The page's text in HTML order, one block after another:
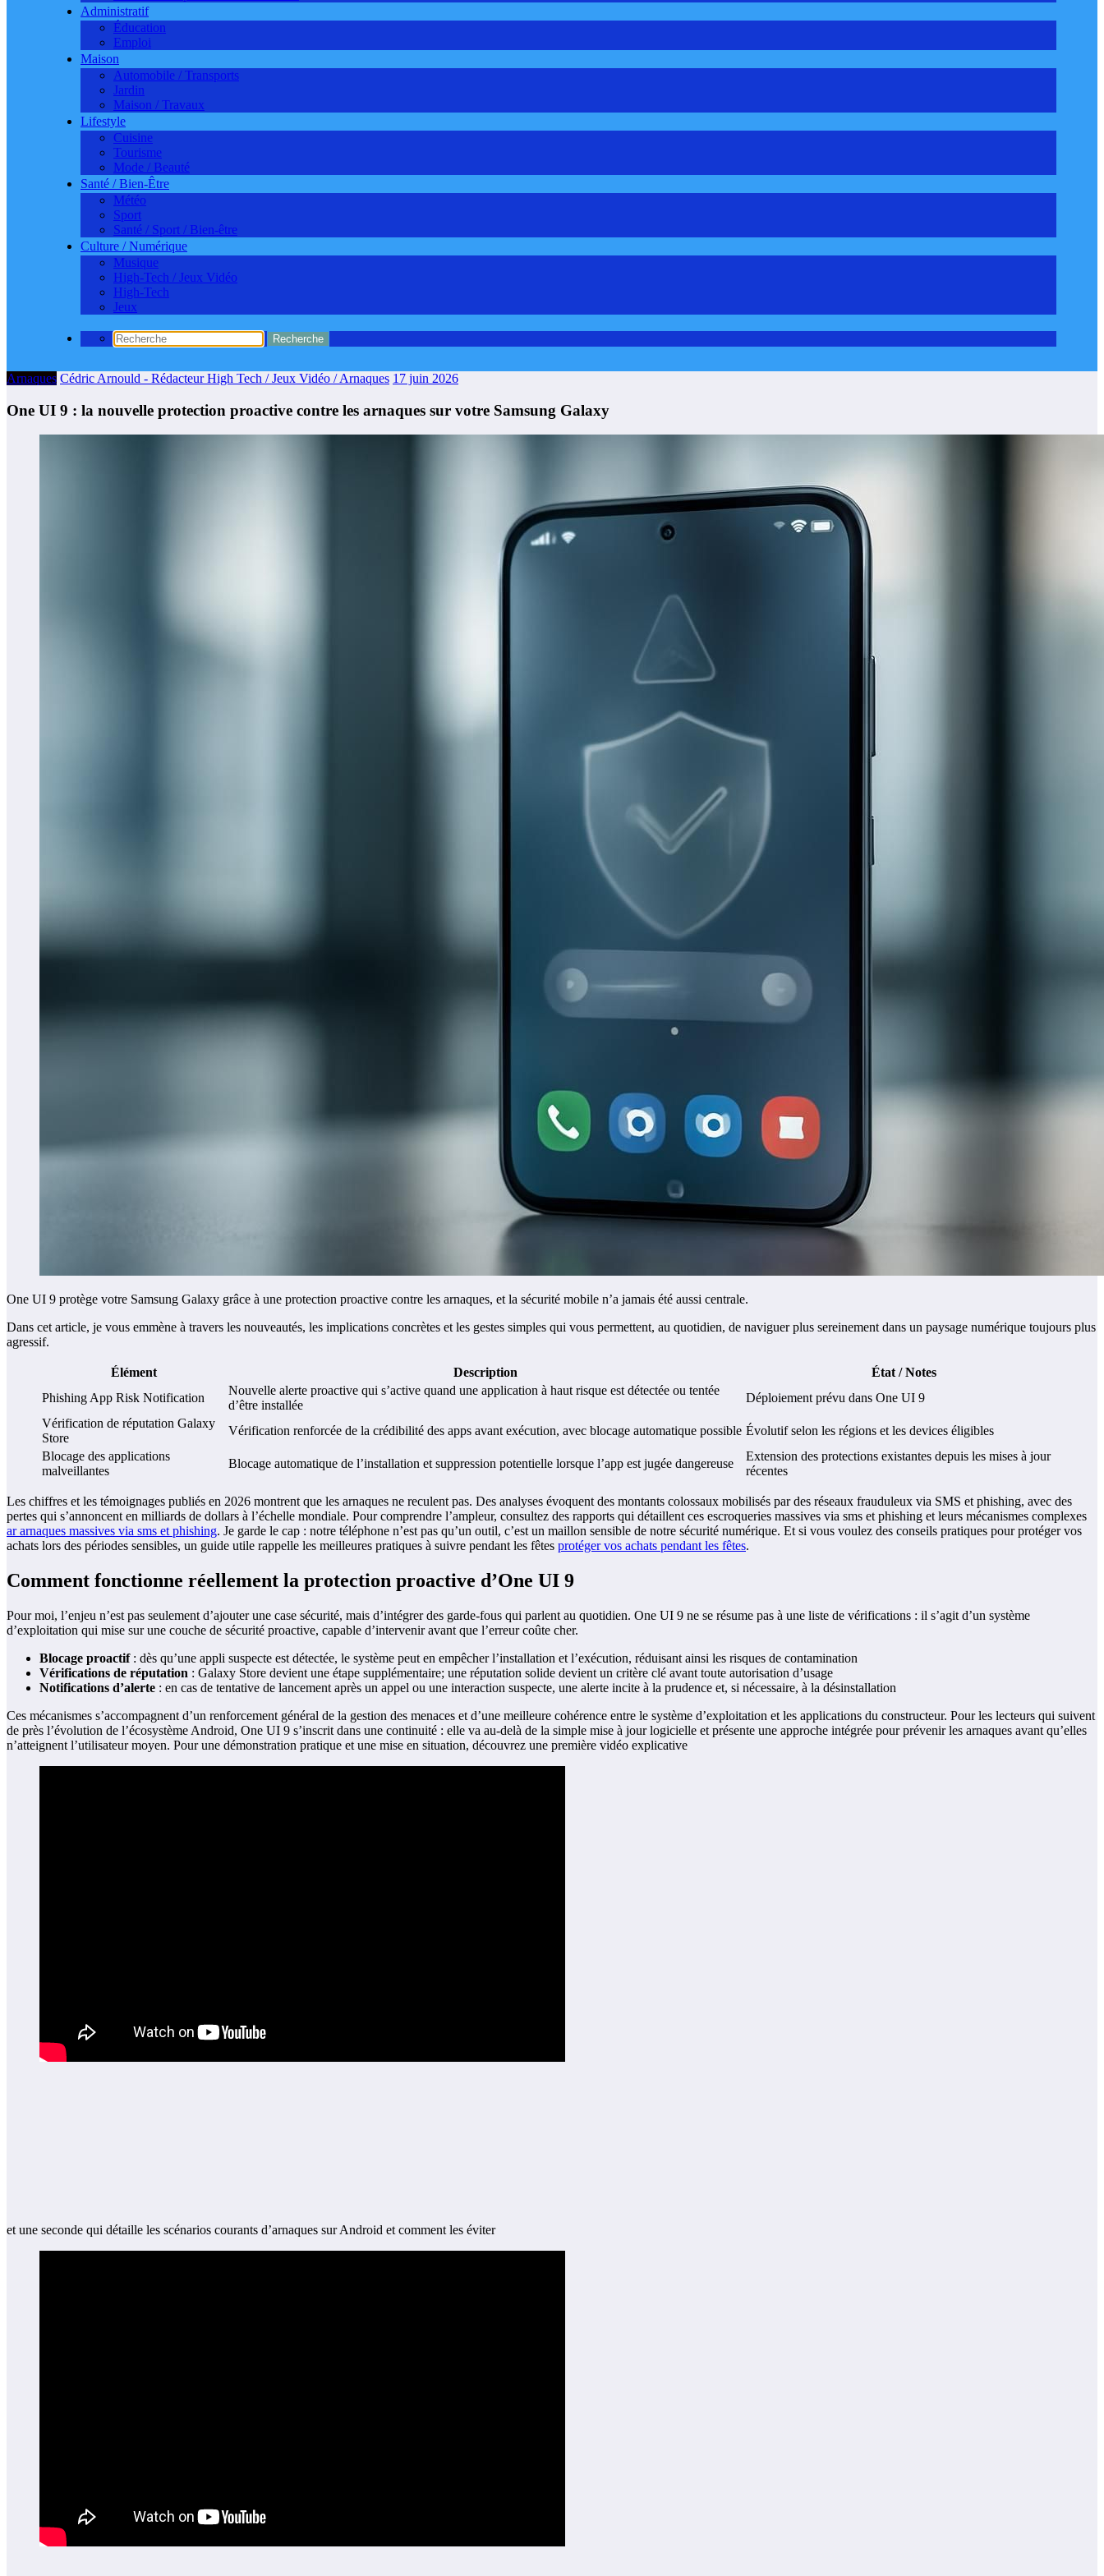
Administratif
Éducation
Emploi
Maison
Automobile / Transports
Jardin
Maison / Travaux
Lifestyle
Cuisine
Tourisme
Mode / Beauté
Santé / Bien-Être
Météo
Sport
Santé / Sport / Bien-être
Culture / Numérique
Musique
High-Tech / Jeux Vidéo
High-Tech
Jeux
Arnaques Cédric Arnould - Rédacteur High Tech / Jeux Vidéo / Arnaques 17 juin 2026
One UI 9 : la nouvelle protection proactive contre les arnaques sur votre Samsung Galaxy
One UI 9 protège votre Samsung Galaxy grâce à une protection proactive contre les arnaques, et la sécurité mobile n’a jamais été aussi centrale.
Dans cet article, je vous emmène à travers les nouveautés, les implications concrètes et les gestes simples qui vous permettent, au quotidien, de naviguer plus sereinement dans un paysage numérique toujours plus
agressif.
Élément Description
État / Notes
Phishing App Risk Notification
Nouvelle alerte proactive qui s’active quand une application à haut risque est détectée ou tentée
d’être installée
Déploiement prévu dans One UI 9
Vérification de réputation Galaxy
Store
Vérification renforcée de la crédibilité des apps avant exécution, avec blocage automatique possible Évolutif selon les régions et les devices éligibles
Blocage des applications
malveillantes
Blocage automatique de l’installation et suppression potentielle lorsque l’app est jugée dangereuse
Extension des protections existantes depuis les mises à jour
récentes
Les chiffres et les témoignages publiés en 2026 montrent que les arnaques ne reculent pas. Des analyses évoquent des montants colossaux mobilisés par des réseaux frauduleux via SMS et phishing, avec des
pertes qui s’annoncent en milliards de dollars à l’échelle mondiale. Pour comprendre l’ampleur, consultez des rapports qui détaillent ces escroqueries massives via sms et phishing et leurs mécanismes complexes
ar arnaques massives via sms et phishing. Je garde le cap : notre téléphone n’est pas qu’un outil, c’est un maillon sensible de notre sécurité numérique. Et si vous voulez des conseils pratiques pour protéger vos
achats lors des périodes sensibles, un guide utile rappelle les meilleures pratiques à suivre pendant les fêtes protéger vos achats pendant les fêtes.
Comment fonctionne réellement la protection proactive d’One UI 9
Pour moi, l’enjeu n’est pas seulement d’ajouter une case sécurité, mais d’intégrer des garde-fous qui parlent au quotidien. One UI 9 ne se résume pas à une liste de vérifications : il s’agit d’un système
d’exploitation qui mise sur une couche de sécurité proactive, capable d’intervenir avant que l’erreur coûte cher.
Blocage proactif: dès qu’une appli suspecte est détectée, le système peut en empêcher l’installation et l’exécution, réduisant ainsi les risques de contamination
Vérifications de réputation : Galaxy Store devient une étape supplémentaire; une réputation solide devient un critère clé avant toute autorisation d’usage
Notifications d’alerte : en cas de tentative de lancement après un appel ou une interaction suspecte, une alerte incite à la prudence et, si nécessaire, à la désinstallation
Ces mécanismes s’accompagnent d’un renforcement général de la gestion des menaces et d’une meilleure cohérence entre le système d’exploitation et les applications du constructeur. Pour les lecteurs qui suivent
de près l’évolution de l’écosystème Android, One UI 9 s’inscrit dans une continuité : elle va au-delà de la simple mise à jour logicielle et présente une approche intégrée pour prévenir les arnaques avant qu’elles
n’atteignent l’utilisateur moyen. Pour une démonstration pratique et une mise en situation, découvrez une première vidéo explicative
et une seconde qui détaille les scénarios courants d’arnaques sur Android et comment les éviter